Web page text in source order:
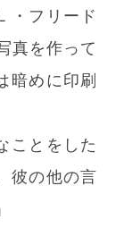
・フリード
真を作って
暗めに印刷
ことをした
彼の他の言